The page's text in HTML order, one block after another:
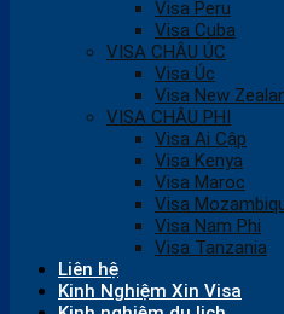
Visa Peru
Visa Cuba
VISA CHÂU ÚC
Visa Úc
Visa New
VISA CHÂU PHI
Visa Ai Cập
Visa Kenya
Visa Maroc
Visa
Visa Nam Phi
Visa Tanzania
Liên hệ
Kinh Nghiệm Xin Visa